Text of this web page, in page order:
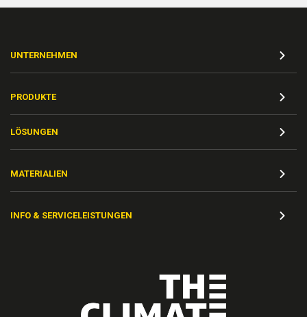
UNTERNEHMEN
PRODUKTE
LÖSUNGEN
MATERIALIEN
INFO & SERVICELEISTUNGEN